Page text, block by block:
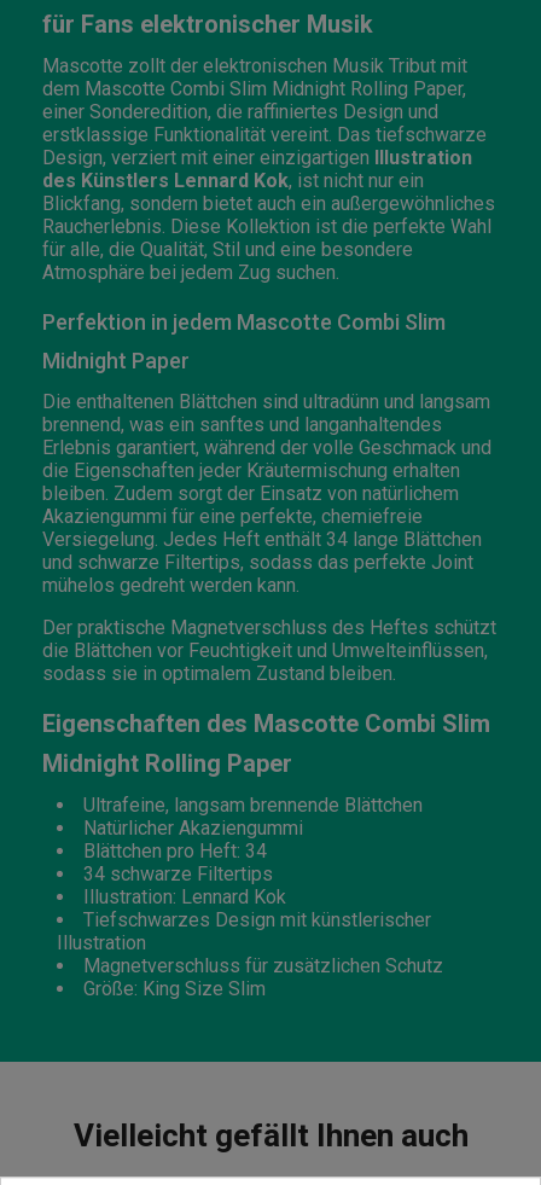
für Fans elektronischer Musik
Mascotte zollt der elektronischen Musik Tribut mit
dem Mascotte Combi Slim Midnight Rolling Paper,
einer Sonderedition, die raffiniertes Design und
erstklassige Funktionalität vereint. Das tiefschwarze
Design, verziert mit einer einzigartigen Illustration
des Künstlers Lennard Kok, ist nicht nur ein
Blickfang, sondern bietet auch ein außergewöhnliches
Raucherlebnis. Diese Kollektion ist die perfekte Wahl
für alle, die Qualität, Stil und eine besondere
Atmosphäre bei jedem Zug suchen.
Perfektion in jedem Mascotte Combi Slim
Midnight Paper
Die enthaltenen Blättchen sind ultradünn und langsam
brennend, was ein sanftes und langanhaltendes
Erlebnis garantiert, während der volle Geschmack und
die Eigenschaften jeder Kräutermischung erhalten
bleiben. Zudem sorgt der Einsatz von natürlichem
Akaziengummi für eine perfekte, chemiefreie
Versiegelung. Jedes Heft enthält 34 lange Blättchen
und schwarze Filtertips, sodass das perfekte Joint
mühelos gedreht werden kann.
Der praktische Magnetverschluss des Heftes schützt
die Blättchen vor Feuchtigkeit und Umwelteinflüssen,
sodass sie in optimalem Zustand bleiben.
Eigenschaften des Mascotte Combi Slim
Midnight Rolling Paper
Ultrafeine, langsam brennende Blättchen
Natürlicher Akaziengummi
Blättchen pro Heft: 34
34 schwarze Filtertips
Illustration: Lennard Kok
Tiefschwarzes Design mit künstlerischer
Illustration
Magnetverschluss für zusätzlichen Schutz
Größe: King Size Slim
Vielleicht gefällt Ihnen auch